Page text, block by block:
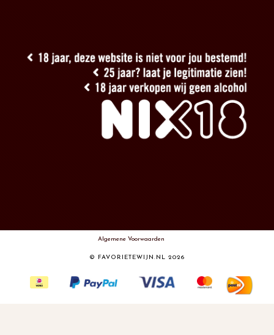
Algemene Voorwaarden
© FAVORIETEWIJN.NL 2026